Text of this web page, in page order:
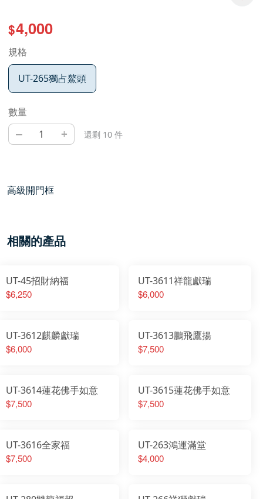
$4,000
規格
UT-265獨占鰲頭
數量
– + 還剩 10 件
高級開門框
相關的產品
UT-45招財納福
$6,250
UT-3611祥龍獻瑞
$6,000
UT-3612麒麟獻瑞
$6,000
UT-3613鵬飛鷹揚
$7,500
UT-3614蓮花佛手如意
$7,500
UT-3615蓮花佛手如意
$7,500
UT-3616全家福
$7,500
UT-263鴻運滿堂
$4,000